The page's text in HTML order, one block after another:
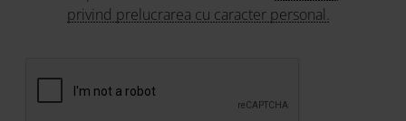
privind prelucrarea cu caracter personal.